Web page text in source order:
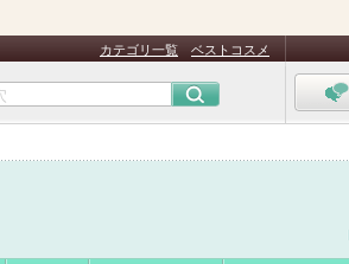
カテゴリ一覧 ベストコスメ